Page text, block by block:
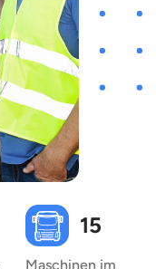
15
Maschinen im